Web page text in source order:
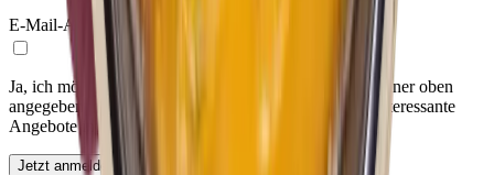
E-Mail-Adresse
Ja, ich möchte von Bürger GmbH & Co. KG unter meiner oben
angegebenen E-Mail-Adresse über Neuigkeiten und interessante
Angebote informiert werden.
Jetzt anmelden